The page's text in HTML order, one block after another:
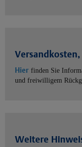
Hier finden Sie
und freiwilligem
Weitere